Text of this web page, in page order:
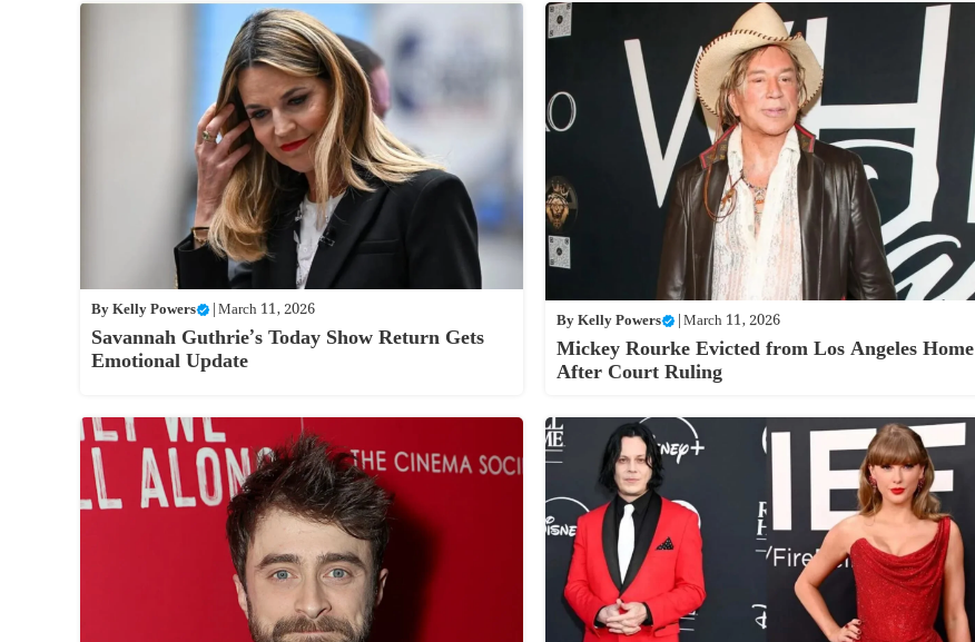
ByKelly Powers |March 11, 2026
Savannah Guthrie’s Today Show Return Gets
Emotional Update
ByKelly Powers |March 11, 2026
Mickey Rourke Evicted from Los Angeles Home
After Court Ruling